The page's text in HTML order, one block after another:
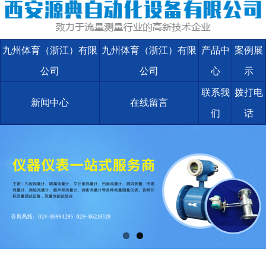
九州体育（浙江）有限
公司
九州体育（浙江）有限
公司
产品中
心
案例展
示
新闻中心 在线留言
联系我
们
拨打电
话